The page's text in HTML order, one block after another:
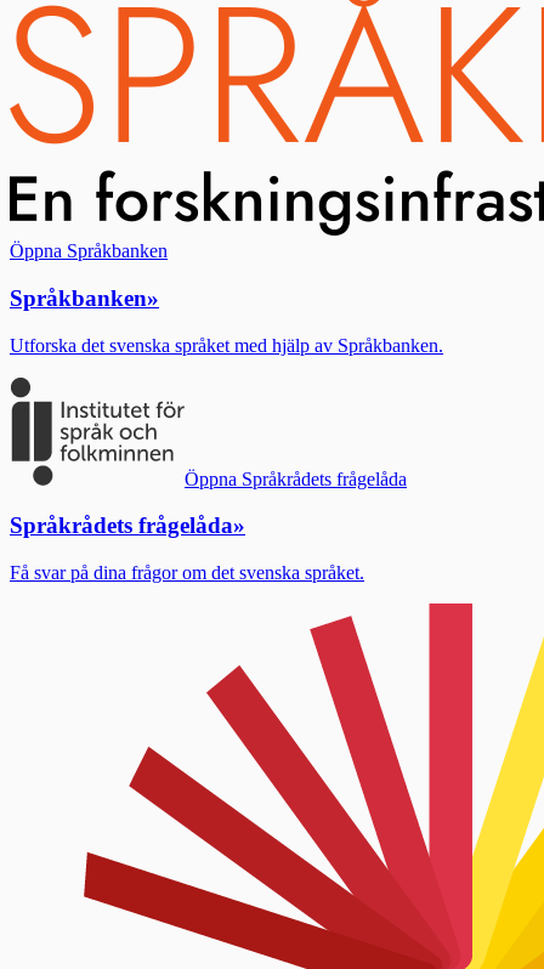
Öppna Språkbanken
Språkbanken»
Utforska det svenska språket med hjälp av Språkbanken.
Öppna Språkrådets frågelåda
Språkrådets frågelåda»
Få svar på dina frågor om det svenska språket.